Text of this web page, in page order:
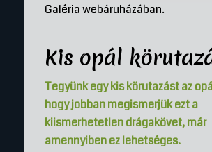
Galéria webáruházában.
Kis opál
Tegyünk egy kis körutazást az
hogy jobban megismerjük ezt a
kiismerhetetlen drágakövet, már
amennyiben ez lehetséges.